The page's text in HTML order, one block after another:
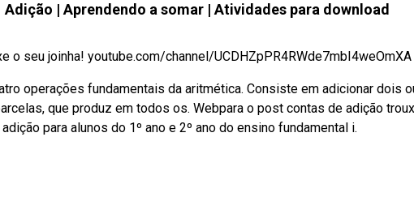
Adição | Aprendendo a somar | Atividades para download
o seu joinha! youtube.com/channel/UCDHZpPR4RWde7mbI4weOmXA
operações fundamentais da aritmética. Consiste em adicionar dois
que produz em todos os. Webpara o post contas de adição
para alunos do 1º ano e 2º ano do ensino fundamental i.